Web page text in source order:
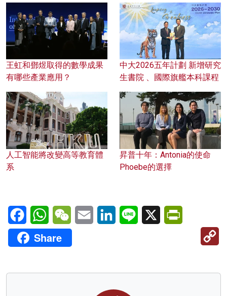
王虹和鄧煜取得的數學成果
有哪些產業應用？
中大2026五年計劃 新增研究
生書院 、國際旗艦本科課程
人工智能將改變高等教育體
系
昇普十年：Antonia的使命
Phoebe的選擇
FacebookWhatsAppWeChatEmail LinkedInLine X
Share